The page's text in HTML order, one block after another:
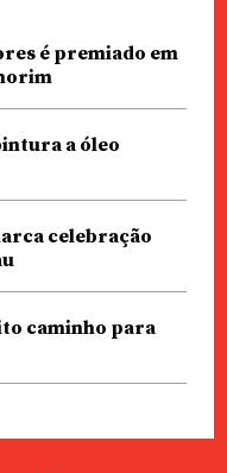
é premiado em
a óleo
celebração
caminho para